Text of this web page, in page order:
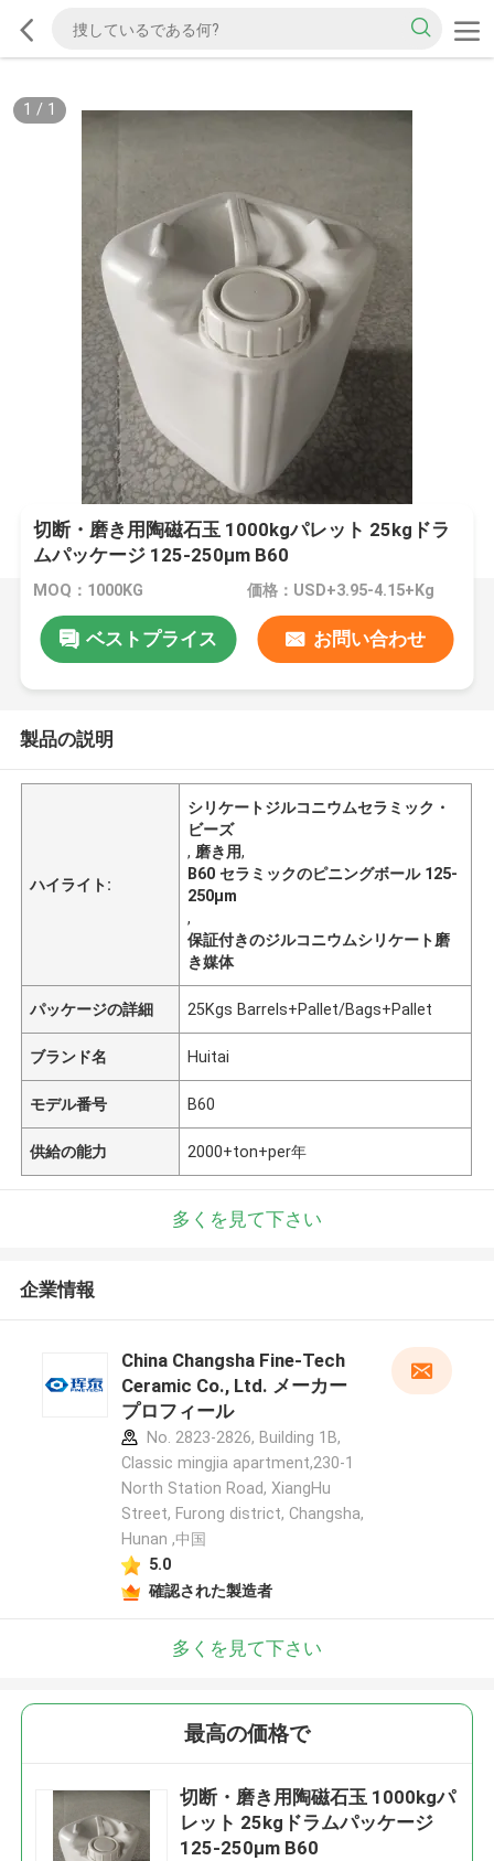
1 / 1
切断・磨き用陶磁石玉 1000kgパレット 25kgドラ
ムパッケージ 125-250μm B60
MOQ：1000KG 価格：USD+3.95-4.15+Kg
ベストプライス お問い合わせ
製品の説明
ハイライト:
シリケートジルコニウムセラミック・
ビーズ
, 磨き用,
B60 セラミックのピニングボール 125-
250μm
,
保証付きのジルコニウムシリケート磨
き媒体
パッケージの詳細 25Kgs Barrels+Pallet/Bags+Pallet
ブランド名 Huitai
モデル番号 B60
供給の能力 2000+ton+per年
多くを見て下さい
企業情報
China Changsha Fine-Tech
Ceramic Co., Ltd. メーカー
プロフィール
No. 2823-2826, Building 1B,
Classic mingjia apartment,230-1
North Station Road, XiangHu
Street, Furong district, Changsha,
Hunan ,中国
5.0
確認された製造者
多くを見て下さい
最高の価格で
切断・磨き用陶磁石玉 1000kgパ
レット 25kgドラムパッケージ
125-250μm B60